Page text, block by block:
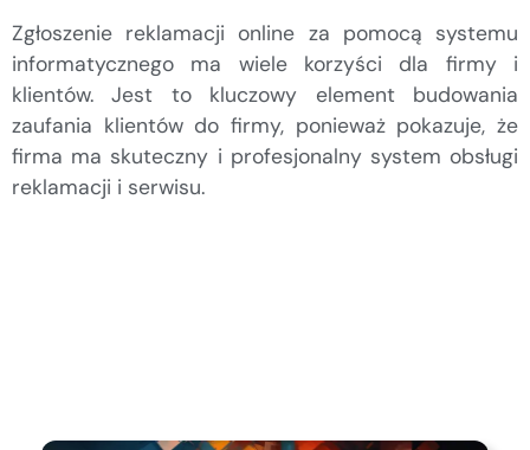
Zgłoszenie reklamacji online za pomocą systemu
informatycznego ma wiele korzyści dla firmy i
klientów. Jest to kluczowy element budowania
zaufania klientów do firmy, ponieważ pokazuje, że
firma ma skuteczny i profesjonalny system obsługi
reklamacji i serwisu.